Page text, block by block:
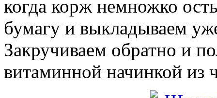
когда корж немножко
бумагу и выкладываем
Закручиваем обратно и
витаминной начинкой из